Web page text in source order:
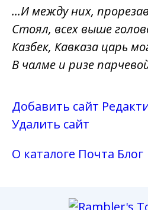
...И между них,
Стоял, всех выше
Казбек, Кавказа царь
В чалме и ризе
Добавить сайт
Удалить сайт
О каталоге Почта Блог